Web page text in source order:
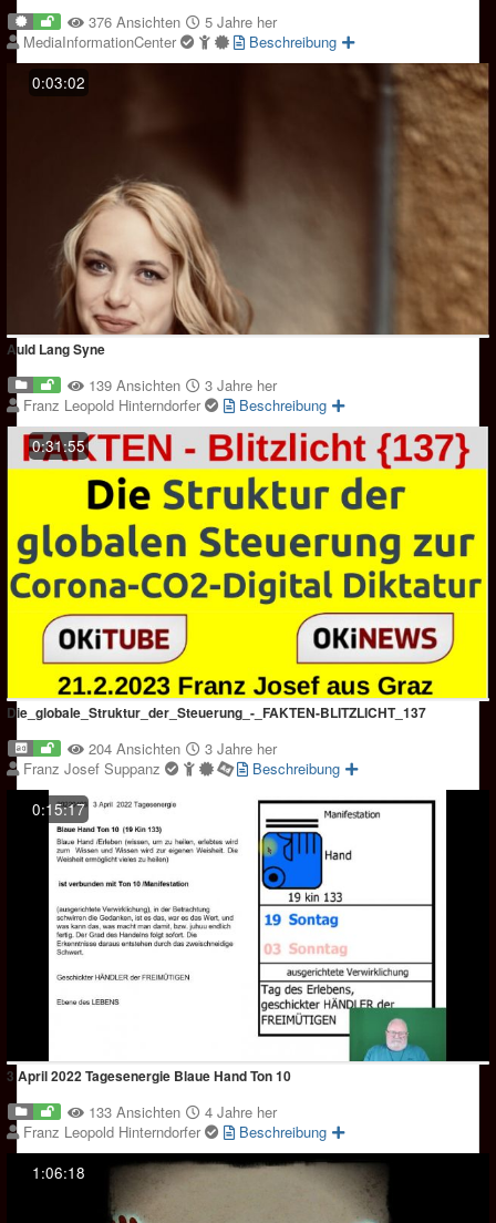
376 Ansichten
5 Jahre her
MediaInformationCenter
Beschreibung
0:03:02
Auld Lang Syne
139 Ansichten
3 Jahre her
Franz Leopold Hinterndorfer
Beschreibung
0:31:55
Die_globale_Struktur_der_Steuerung_-_FAKTEN-BLITZLICHT_137
204 Ansichten
3 Jahre her
Franz Josef Suppanz
Beschreibung
0:15:17
3 April 2022 Tagesenergie Blaue Hand Ton 10
133 Ansichten
4 Jahre her
Franz Leopold Hinterndorfer
Beschreibung
1:06:18